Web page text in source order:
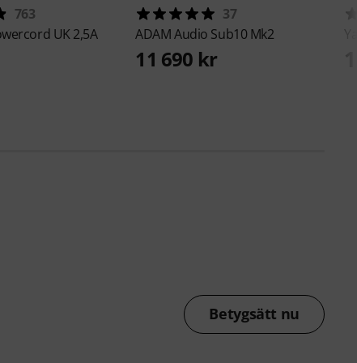
763
UK 2,5A
37
ADAM Audio Sub10 Mk2
11 690 kr
Betygsätt nu